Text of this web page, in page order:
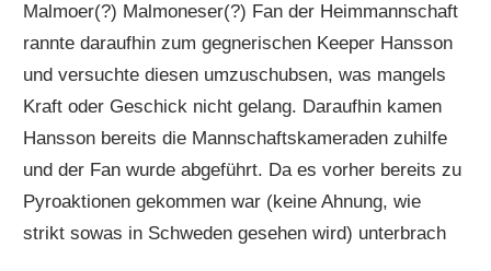
Malmoer(?) Malmoneser(?) Fan der Heimmannschaft
rannte daraufhin zum gegnerischen Keeper Hansson
und versuchte diesen umzuschubsen, was mangels
Kraft oder Geschick nicht gelang. Daraufhin kamen
Hansson bereits die Mannschaftskameraden zuhilfe
und der Fan wurde abgeführt. Da es vorher bereits zu
Pyroaktionen gekommen war (keine Ahnung, wie
strikt sowas in Schweden gesehen wird) unterbrach